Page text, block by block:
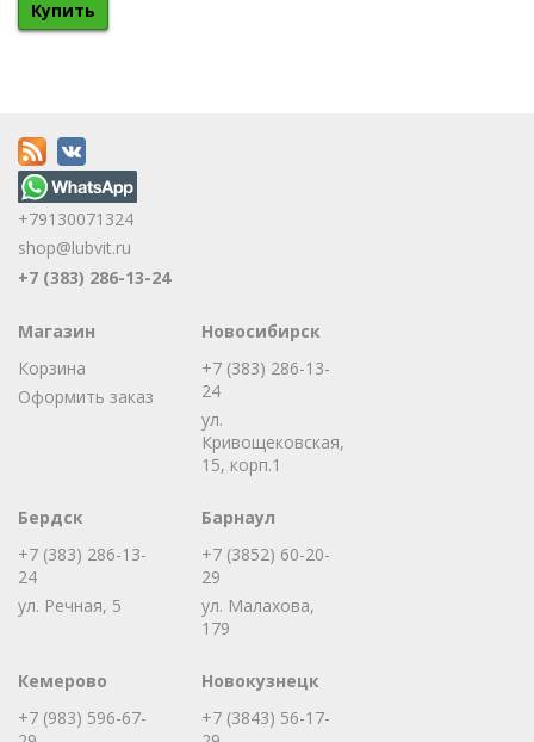
+79130071324
shop@lubvit.ru
+7 (383) 286-13-24
Магазин
Корзина
Оформить заказ
Новосибирск
+7 (383) 286-13-
24
ул.
Кривощековская,
15, корп.1
Бердск
+7 (383) 286-13-
24
ул. Речная, 5
Барнаул
+7 (3852) 60-20-
29
ул. Малахова,
179
Кемерово
+7 (983) 596-67-
Новокузнецк
+7 (3843) 56-17-